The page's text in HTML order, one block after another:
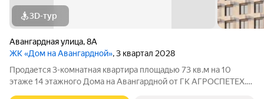
3D-тур
Авангардная улица,8А
ЖК «Дом на Авангардной», 3 квартал 2028
Продается 3-комнатная квартира площадью 73 кв.м на 10
этаже 14 этажного Дома на Авангардной от ГК АГРОСПЕТЕХ.